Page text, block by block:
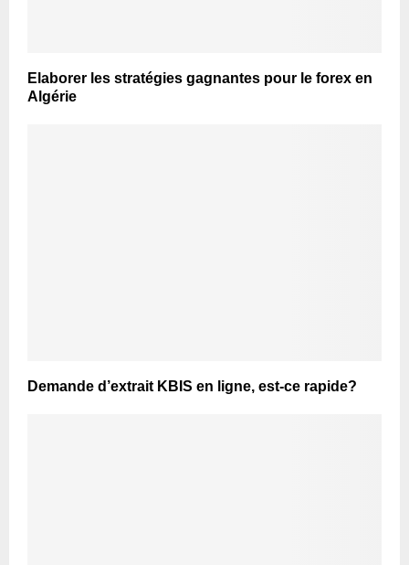
Elaborer les stratégies gagnantes pour le forex en
Algérie
Demande d’extrait KBIS en ligne, est-ce rapide?